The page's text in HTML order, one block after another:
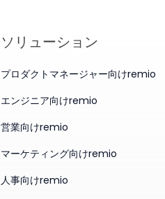
ソリューション
プロダクトマネージャー向けremio
エンジニア向けremio
営業向けremio
マーケティング向けremio
人事向けremio